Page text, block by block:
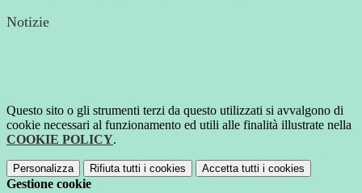
Notizie
Questo sito o gli strumenti terzi da questo utilizzati si avvalgono di
cookie necessari al funzionamento ed utili alle finalità illustrate nella
COOKIE POLICY.
Personalizza Rifiuta tutti i cookies Accetta tutti i cookies
Gestione cookie